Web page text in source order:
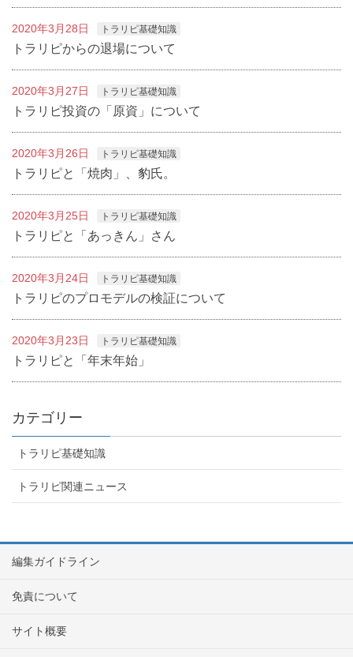
2020年3月28日 トラリピ基礎知識
トラリピからの退場について
2020年3月27日 トラリピ基礎知識
トラリピ投資の「原資」について
2020年3月26日 トラリピ基礎知識
トラリピと「焼肉」、豹氏。
2020年3月25日 トラリピ基礎知識
トラリピと「あっきん」さん
2020年3月24日 トラリピ基礎知識
トラリピのプロモデルの検証について
2020年3月23日 トラリピ基礎知識
トラリピと「年末年始」
カテゴリー
トラリピ基礎知識
トラリピ関連ニュース
編集ガイドライン
免責について
サイト概要